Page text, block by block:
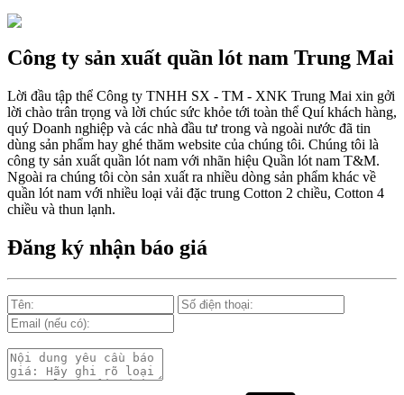
Mẫu quần lót nam giá rẻ sốt hè
2017
Những mẩu quần lót nam
Công ty sản xuất quần lót nam Trung Mai
Lời đầu tập thể Công ty TNHH SX - TM - XNK Trung Mai xin gởi
lời chào trân trọng và lời chúc sức khỏe tới toàn thể Quí khách hàng,
quý Doanh nghiệp và các nhà đầu tư trong và ngoài nước đã tin
dùng sản phẩm hay ghé thăm website của chúng tôi. Chúng tôi là
công ty sản xuất quần lót nam với nhãn hiệu Quần lót nam T&M.
Ngoài ra chúng tôi còn sản xuất ra nhiều dòng sản phẩm khác về
quần lót nam với nhiều loại vải đặc trung Cotton 2 chiều, Cotton 4
chiều và thun lạnh.
Đăng ký nhận báo giá